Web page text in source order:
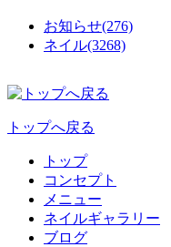
お知らせ(276)
ネイル(3268)
トップへ戻る
トップ
コンセプト
メニュー
ネイルギャラリー
ブログ